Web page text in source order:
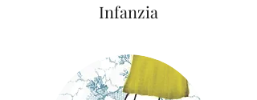
Infanzia